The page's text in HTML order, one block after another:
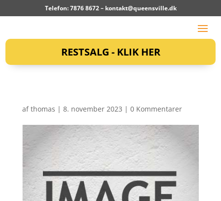
Telefon: 7876 8672 – kontakt@queensville.dk
RESTSALG - KLIK HER
afthomas | 8. november 2023 | 0 Kommentarer